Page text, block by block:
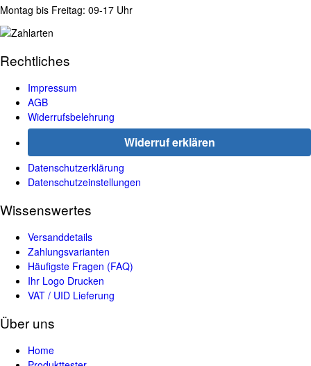
Montag bis Freitag: 09-17 Uhr
Rechtliches
Impressum
AGB
Widerrufsbelehrung
Widerruf erklären
Datenschutzerklärung
Datenschutzeinstellungen
Wissenswertes
Versanddetails
Zahlungsvarianten
Häufigste Fragen (FAQ)
Ihr Logo Drucken
VAT / UID Lieferung
Über uns
Home